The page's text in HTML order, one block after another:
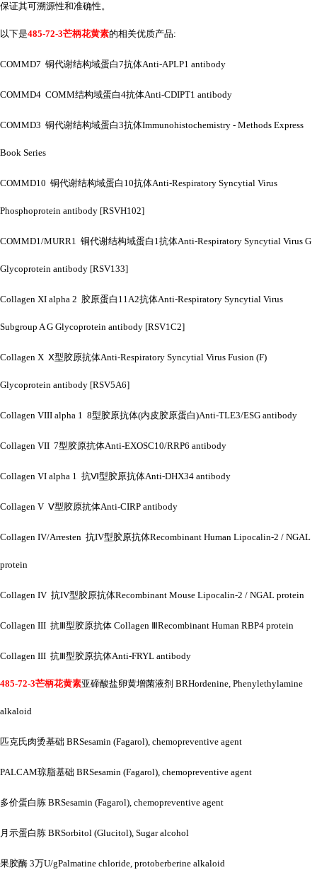
保证其可溯源性和准确性。
以下是485-72-3芒柄花黄素的相关优质产品:
COMMD7 铜代谢结构域蛋白7抗体Anti-APLP1 antibody
COMMD4 COMM结构域蛋白4抗体Anti-CDIPT1 antibody
COMMD3 铜代谢结构域蛋白3抗体Immunohistochemistry - Methods Express
Book Series
COMMD10 铜代谢结构域蛋白10抗体Anti-Respiratory Syncytial Virus
Phosphoprotein antibody [RSVH102]
COMMD1/MURR1 铜代谢结构域蛋白1抗体Anti-Respiratory Syncytial Virus G
Glycoprotein antibody [RSV133]
Collagen XI alpha 2 胶原蛋白11A2抗体Anti-Respiratory Syncytial Virus
Subgroup A G Glycoprotein antibody [RSV1C2]
Collagen X Ⅹ型胶原抗体Anti-Respiratory Syncytial Virus Fusion (F)
Glycoprotein antibody [RSV5A6]
Collagen VIII alpha 1 8型胶原抗体(内皮胶原蛋白)Anti-TLE3/ESG antibody
Collagen VII 7型胶原抗体Anti-EXOSC10/RRP6 antibody
Collagen VI alpha 1 抗Ⅵ型胶原抗体Anti-DHX34 antibody
Collagen V Ⅴ型胶原抗体Anti-CIRP antibody
Collagen IV/Arresten 抗IV型胶原抗体Recombinant Human Lipocalin-2 / NGAL
protein
Collagen IV 抗IV型胶原抗体Recombinant Mouse Lipocalin-2 / NGAL protein
Collagen III 抗Ⅲ型胶原抗体 Collagen ⅢRecombinant Human RBP4 protein
Collagen III 抗Ⅲ型胶原抗体Anti-FRYL antibody
485-72-3芒柄花黄素亚碲酸盐卵黄增菌液剂 BRHordenine, Phenylethylamine
alkaloid
匹克氏肉烫基础 BRSesamin (Fagarol), chemopreventive agent
PALCAM琼脂基础 BRSesamin (Fagarol), chemopreventive agent
多价蛋白胨 BRSesamin (Fagarol), chemopreventive agent
月示蛋白胨 BRSorbitol (Glucitol), Sugar alcohol
果胶酶 3万U/gPalmatine chloride, protoberberine alkaloid